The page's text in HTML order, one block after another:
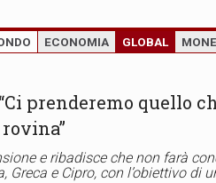
ECONOMIA GLOBAL
prenderemo quello
e ribadisce che non farà
Greca e Cipro, con l’obiettivo di